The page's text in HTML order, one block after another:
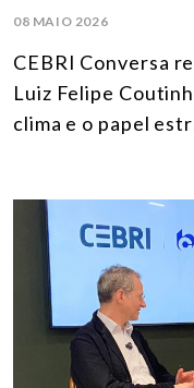
08 MAIO 2026
CEBRI Conversa
Luiz Felipe
clima e o papel